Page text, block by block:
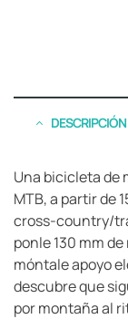
DESCRIPCIÓN
Una bicicleta de
MTB, a partir de
cross-country/
ponle 130 mm
móntale apoyo
descubre que
por montaña al